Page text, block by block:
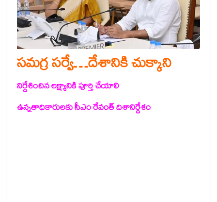
సమగ్ర సర్వే…దేశానికి చుక్కాని
నిర్దేశించిన లక్ష్యానికి పూర్తి చేయాలి
ఉన్నతాధికారులకు సీఎం రేవంత్ దిశానిర్దేశం